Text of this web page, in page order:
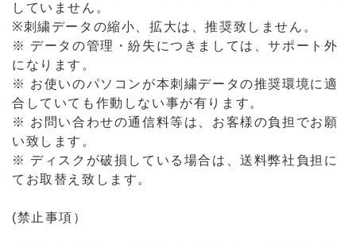
していません。
※刺繍データの縮小、拡大は、推奨致しません。
※ データの管理・紛失につきましては、サポート外
になります。
※ お使いのパソコンが本刺繍データの推奨環境に適
合していても作動しない事が有ります。
※ お問い合わせの通信料等は、お客様の負担でお願
い致します。
※ ディスクが破損している場合は、送料弊社負担に
てお取替え致します。
(禁止事項）